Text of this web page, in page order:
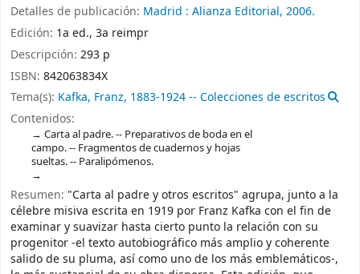
Detalles de publicación: Madrid : Alianza Editorial, 2006.
Edición: 1a ed., 3a reimpr
Descripción: 293 p
ISBN: 842063834X
Tema(s): Kafka, Franz, 1883-1924 -- Colecciones de escritos
Contenidos:
Carta al padre. -- Preparativos de boda en el
campo. -- Fragmentos de cuadernos y hojas
sueltas. -- Paralipómenos.
Resumen: "Carta al padre y otros escritos" agrupa, junto a la
célebre misiva escrita en 1919 por Franz Kafka con el fin de
examinar y suavizar hasta cierto punto la relación con su
progenitor -el texto autobiográfico más amplio y coherente
salido de su pluma, así como uno de los más emblemáticos-,